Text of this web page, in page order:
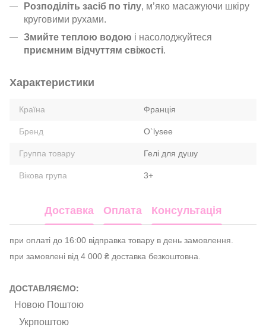
Розподіліть засіб по тілу, м’яко масажуючи шкіру
круговими рухами.
Змийте теплою водою і насолоджуйтеся
приємним відчуттям свіжості.
Характеристики
Країна Франція
Бренд O`lysee
Группа товару Гелі для душу
Вікова група 3+
Доставка Оплата Консультація
при оплаті до 16:00 відправка товару в день замовлення.
при замовлені від 4 000 ₴ доставка безкоштовна.
ДОСТАВЛЯЄМО:
Новою Поштою
Укрпоштою